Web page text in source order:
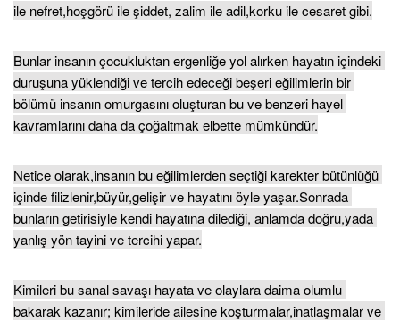
ile nefret,hoşgörü ile şiddet, zalim ile adil,korku ile cesaret gibi.
Bunlar insanın çocukluktan ergenliğe yol alırken hayatın içindeki
duruşuna yüklendiği ve tercih edeceği beşeri eğilimlerin bir
bölümü insanın omurgasını oluşturan bu ve benzeri hayel
kavramlarını daha da çoğaltmak elbette mümkündür.
Netice olarak,insanın bu eğilimlerden seçtiği karekter bütünlüğü
içinde filizlenir,büyür,gelişir ve hayatını öyle yaşar.Sonrada
bunların getirisiyle kendi hayatına dilediği, anlamda doğru,yada
yanlış yön tayini ve tercihi yapar.
Kimileri bu sanal savaşı hayata ve olaylara daima olumlu
bakarak kazanır; kimileride ailesine koşturmalar,inatlaşmalar ve